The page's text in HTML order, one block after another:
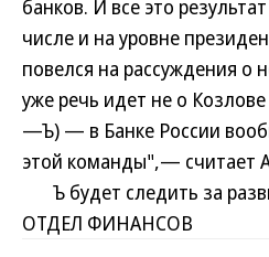
банков. И все это
числе и на уровне
повелся на рассуждения о
уже речь идет не о
—Ъ) — в Банке России
этой команды",— считает
Ъ будет следить за
ОТДЕЛ ФИНАНСОВ